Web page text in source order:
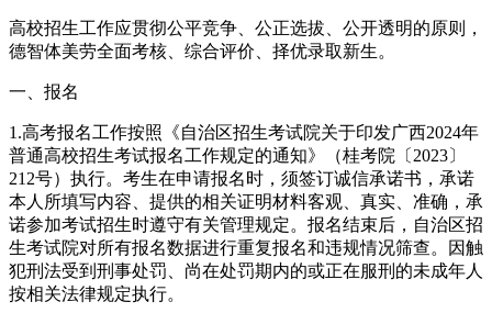
高校招生工作应贯彻公平竞争、公正选拔、公开透明的原则，
德智体美劳全面考核、综合评价、择优录取新生。
一、报名
1.高考报名工作按照《自治区招生考试院关于印发广西2024年
普通高校招生考试报名工作规定的通知》（桂考院〔2023〕
212号）执行。考生在申请报名时，须签订诚信承诺书，承诺
本人所填写内容、提供的相关证明材料客观、真实、准确，承
诺参加考试招生时遵守有关管理规定。报名结束后，自治区招
生考试院对所有报名数据进行重复报名和违规情况筛查。因触
犯刑法受到刑事处罚、尚在处罚期内的或正在服刑的未成年人
按相关法律规定执行。